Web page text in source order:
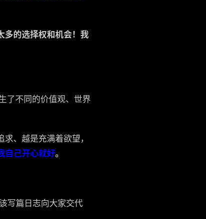
多的选择权和机会！我
了不同的价值观、世界
、越是充满着欲望，
自己开心就好。
写篇日志向大家交代